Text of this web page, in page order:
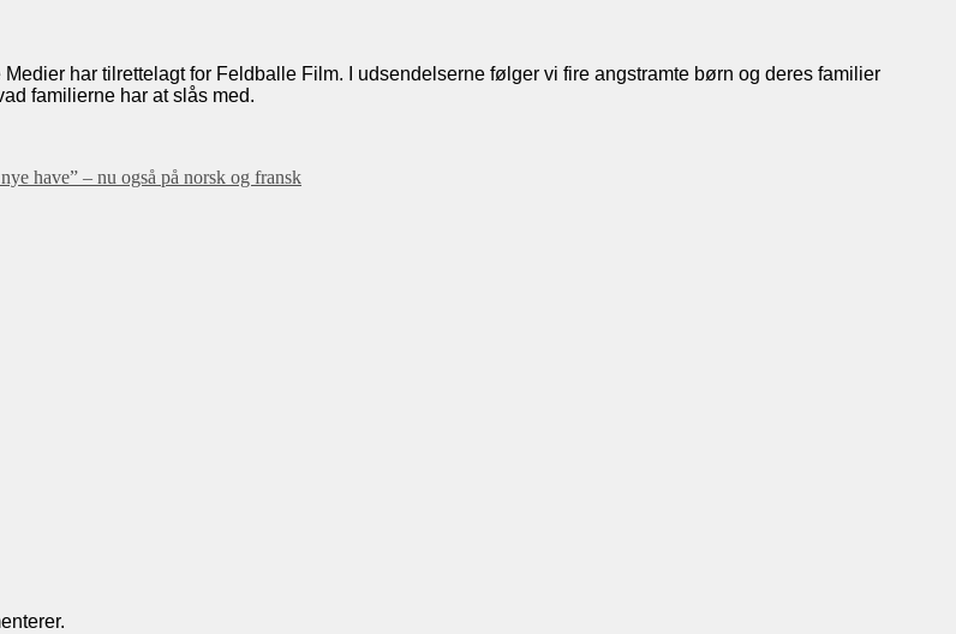
har tilrettelagt for Feldballe Film. I udsendelserne følger vi fire angstramte børn og deres familier
familierne har at slås med.
have” – nu også på norsk og fransk